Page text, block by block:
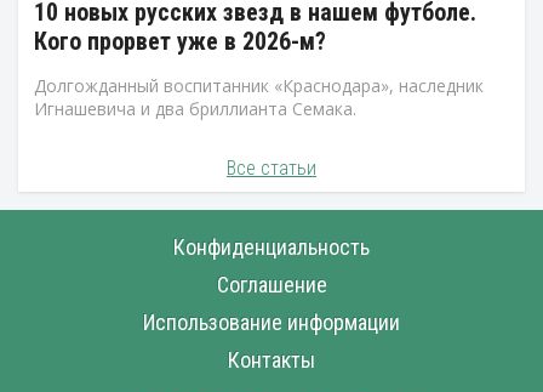
10 новых русских звезд в нашем футболе.
Кого прорвет уже в 2026-м?
Долгожданный воспитанник «Краснодара», наследник
Игнашевича и два бриллианта Семака.
Все статьи
Конфиденциальность
Соглашение
Использование информации
Контакты